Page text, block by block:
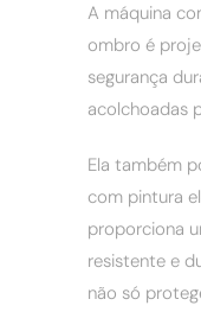
A máquina
ombro é
segurança
acolchoadas
Ela também
com pintura
proporciona
resistente e
não só